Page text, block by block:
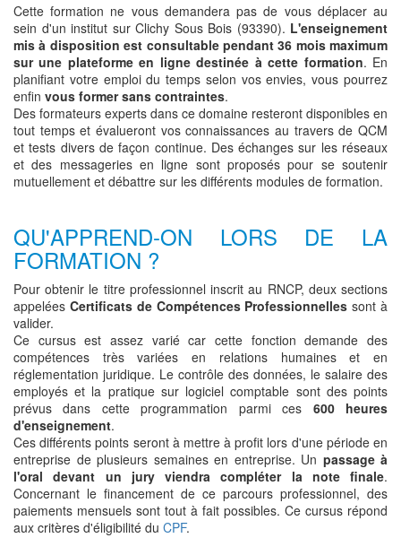
Cette formation ne vous demandera pas de vous déplacer au
sein d'un institut sur Clichy Sous Bois (93390). L'enseignement
mis à disposition est consultable pendant 36 mois maximum
sur une plateforme en ligne destinée à cette formation. En
planifiant votre emploi du temps selon vos envies, vous pourrez
enfin vous former sans contraintes.
Des formateurs experts dans ce domaine resteront disponibles en
tout temps et évalueront vos connaissances au travers de QCM
et tests divers de façon continue. Des échanges sur les réseaux
et des messageries en ligne sont proposés pour se soutenir
mutuellement et débattre sur les différents modules de formation.
QU'APPREND-ON LORS DE LA
FORMATION ?
Pour obtenir le titre professionnel inscrit au RNCP, deux sections
appelées Certificats de Compétences Professionnelles sont à
valider.
Ce cursus est assez varié car cette fonction demande des
compétences très variées en relations humaines et en
réglementation juridique. Le contrôle des données, le salaire des
employés et la pratique sur logiciel comptable sont des points
prévus dans cette programmation parmi ces 600 heures
d'enseignement.
Ces différents points seront à mettre à profit lors d'une période en
entreprise de plusieurs semaines en entreprise. Un passage à
l'oral devant un jury viendra compléter la note finale.
Concernant le financement de ce parcours professionnel, des
paiements mensuels sont tout à fait possibles. Ce cursus répond
aux critères d'éligibilité du CPF.